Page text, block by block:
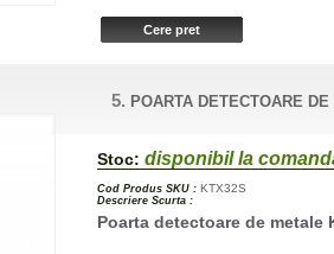
5. POARTA DETECTOARE
Stoc: disponibil la
Cod Produs SKU : KTX32S
Descriere Scurta :
Poarta detectoare de metale